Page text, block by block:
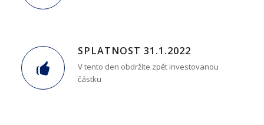
SPLATNOST 31.1.2022
V tento den obdržíte zpět investovanou
částku